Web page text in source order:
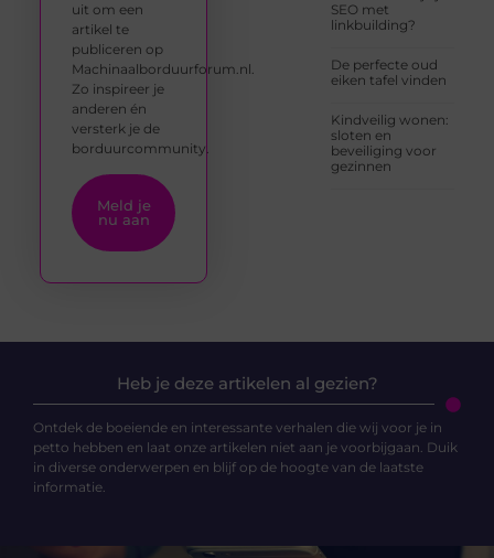
SEO met
linkbuilding?
De perfecte oud
eiken tafel vinden
Kindveilig wonen:
sloten en
beveiliging voor
gezinnen
uit om een
artikel te
publiceren op
Machinaalborduurforum.nl.
Zo inspireer je
anderen én
versterk je de
borduurcommunity.
Meld je
nu aan
Heb je deze artikelen al gezien?
Ontdek de boeiende en interessante verhalen die wij voor je in
petto hebben en laat onze artikelen niet aan je voorbijgaan. Duik
in diverse onderwerpen en blijf op de hoogte van de laatste
informatie.